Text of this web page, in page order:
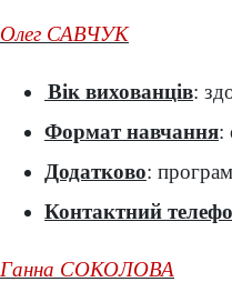
Олег САВЧУК
Вік вихованців:
Формат навчання:
Додатково:
Контактний
Ганна СОКОЛОВА